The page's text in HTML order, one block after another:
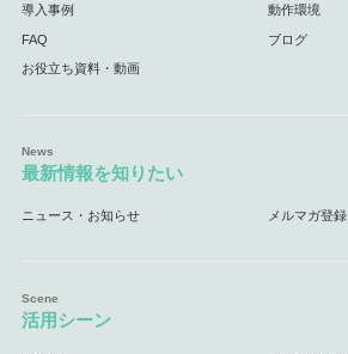
導入事例 動作環境
FAQ ブログ
お役立ち資料・動画
最新情報を知りたい
ニュース・お知らせ メルマガ登録
活用シーン